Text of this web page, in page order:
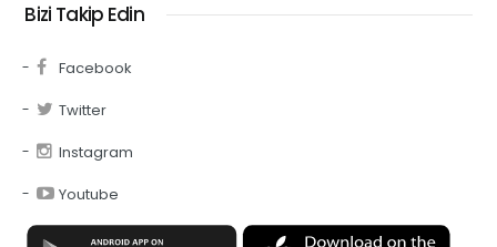
Bizi Takip Edin
Facebook
Twitter
Instagram
Youtube